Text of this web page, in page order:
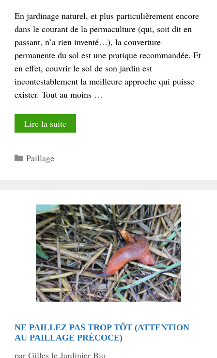
En jardinage naturel, et plus particulièrement encore
dans le courant de la permaculture (qui, soit dit en
passant, n’a rien inventé…), la couverture
permanente du sol est une pratique recommandée. Et
en effet, couvrir le sol de son jardin est
incontestablement la meilleure approche qui puisse
exister. Tout au moins …
Lire la suite
Catégories
Paillage
NE PAILLEZ PAS TROP TÔT (ATTENTION
AU PAILLAGE PRÉCOCE)
par Gilles le Jardinier Bio